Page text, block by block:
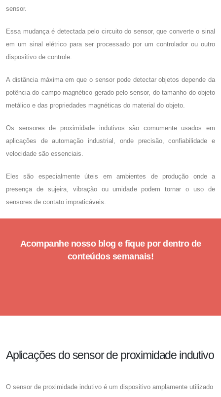
sensor.
Essa mudança é detectada pelo circuito do sensor, que converte o sinal
em um sinal elétrico para ser processado por um controlador ou outro
dispositivo de controle.
A distância máxima em que o sensor pode detectar objetos depende da
potência do campo magnético gerado pelo sensor, do tamanho do objeto
metálico e das propriedades magnéticas do material do objeto.
Os sensores de proximidade indutivos são comumente usados ​​em
aplicações de automação industrial, onde precisão, confiabilidade e
velocidade são essenciais.
Eles são especialmente úteis em ambientes de produção onde a
presença de sujeira, vibração ou umidade podem tornar o uso de
sensores de contato impraticáveis.
Acompanhe nosso blog e fique por dentro de
conteúdos semanais!
Aplicações do sensor de proximidade indutivo
O sensor de proximidade indutivo é um dispositivo amplamente utilizado